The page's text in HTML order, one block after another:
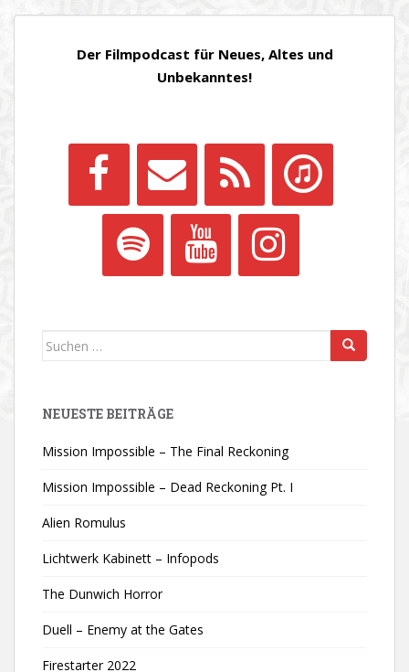
Der Filmpodcast für Neues, Altes und
Unbekanntes!
Suchen
NEUESTE BEITRÄGE
Mission Impossible – The Final Reckoning
Mission Impossible – Dead Reckoning Pt. I
Alien Romulus
Lichtwerk Kabinett – Infopods
The Dunwich Horror
Duell – Enemy at the Gates
Firestarter 2022